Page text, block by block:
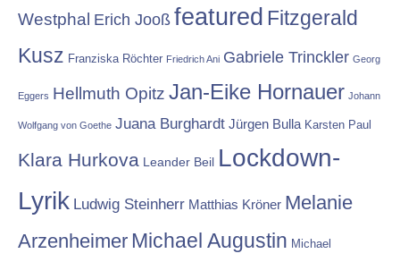
Westphal Erich Jooß featured Fitzgerald
Kusz Franziska Röchter Friedrich Ani Gabriele Trinckler Georg
Eggers Hellmuth Opitz Jan-Eike Hornauer Johann
Wolfgang von Goethe Juana Burghardt Jürgen Bulla Karsten Paul
Klara Hurkova Leander Beil Lockdown-
Lyrik Ludwig Steinherr Matthias Kröner Melanie
Arzenheimer Michael Augustin Michael